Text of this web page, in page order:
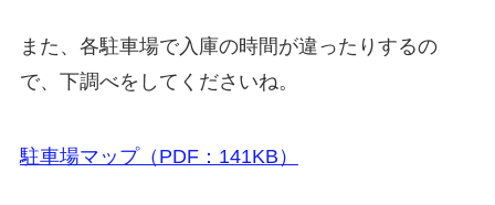
また、各駐車場で入庫の時間が違ったりするの
で、下調べをしてくださいね。
駐車場マップ（PDF：141KB）